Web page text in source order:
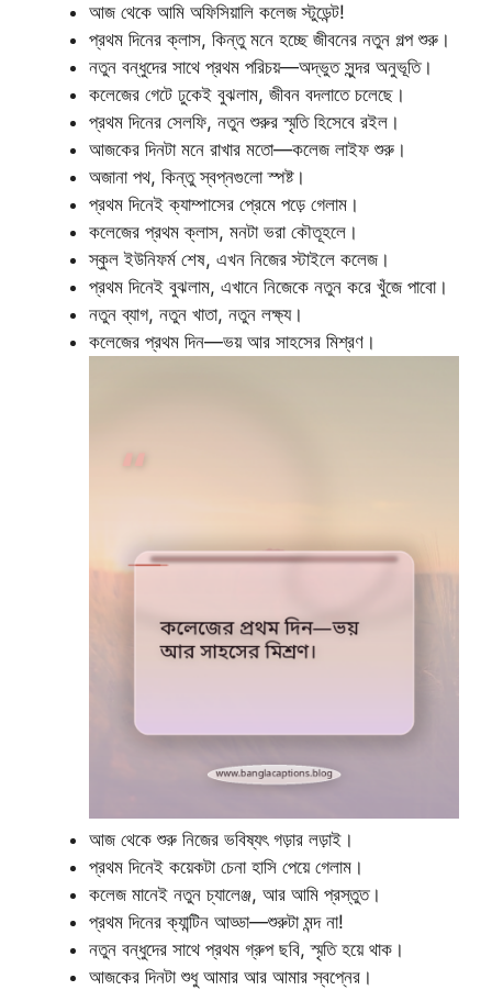
আজ থেকে আমি অফিসিয়ালি কলেজ স্টুডেন্ট!
প্রথম দিনের ক্লাস, কিন্তু মনে হচ্ছে জীবনের নতুন গল্প শুরু।
নতুন বন্ধুদের সাথে প্রথম পরিচয়—অদ্ভুত সুন্দর অনুভূতি।
কলেজের গেটে ঢুকেই বুঝলাম, জীবন বদলাতে চলেছে।
প্রথম দিনের সেলফি, নতুন শুরুর স্মৃতি হিসেবে রইল।
আজকের দিনটা মনে রাখার মতো—কলেজ লাইফ শুরু।
অজানা পথ, কিন্তু স্বপ্নগুলো স্পষ্ট।
প্রথম দিনেই ক্যাম্পাসের প্রেমে পড়ে গেলাম।
কলেজের প্রথম ক্লাস, মনটা ভরা কৌতূহলে।
স্কুল ইউনিফর্ম শেষ, এখন নিজের স্টাইলে কলেজ।
প্রথম দিনেই বুঝলাম, এখানে নিজেকে নতুন করে খুঁজে পাবো।
নতুন ব্যাগ, নতুন খাতা, নতুন লক্ষ্য।
কলেজের প্রথম দিন—ভয় আর সাহসের মিশ্রণ।
আজ থেকে শুরু নিজের ভবিষ্যৎ গড়ার লড়াই।
প্রথম দিনেই কয়েকটা চেনা হাসি পেয়ে গেলাম।
কলেজ মানেই নতুন চ্যালেঞ্জ, আর আমি প্রস্তুত।
প্রথম দিনের ক্যান্টিন আড্ডা—শুরুটা মন্দ না!
নতুন বন্ধুদের সাথে প্রথম গ্রুপ ছবি, স্মৃতি হয়ে থাক।
আজকের দিনটা শুধু আমার আর আমার স্বপ্নের।